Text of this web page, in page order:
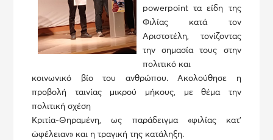
powerpoint τα είδη της
Φιλίας κατά τον
Αριστοτέλη, τονίζοντας
την σημασία τους στην
πολιτικό και
κοινωνικό βίο του ανθρώπου. Ακολούθησε η
προβολή ταινίας μικρού μήκους, με θέμα την
πολιτική σχέση
Κριτία-Θηραμένη, ως παράδειγμα «φιλίας κατ’
ὠφέλειαν» και η τραγική της κατάληξη.